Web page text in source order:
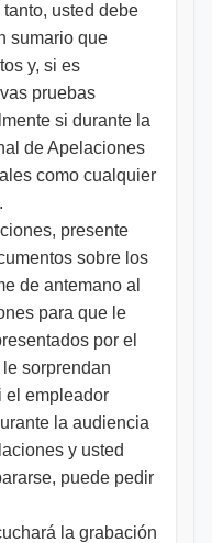
usted debe
sumario que
y, si es
pruebas
si durante la
de Apelaciones
como cualquier
presente
sobre los
de antemano al
para que le
por el
sorprendan
el empleador
la audiencia
y usted
puede pedir
la grabación